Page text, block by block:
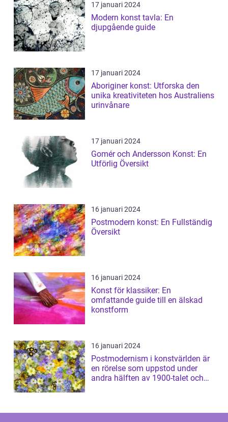
17 januari 2024
Modern konst tavla: En
djupgående guide
17 januari 2024
Aboriginer konst: Utforska den
unika kreativiteten hos Australiens
urinvånare
17 januari 2024
Gomér och Andersson Konst: En
Utförlig Översikt
16 januari 2024
Postmodern konst: En Fullständig
Översikt
16 januari 2024
Konst för klassiker: En
omfattande guide till en älskad
konstform
16 januari 2024
Postmodernism i konstvärlden är
en rörelse som uppstod under
andra hälften av 1900-talet och